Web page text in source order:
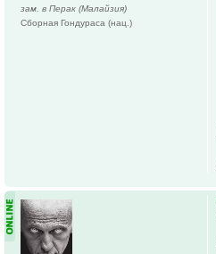
зам. в Перак (Малайзия)
Сборная Гондураса (нац.)